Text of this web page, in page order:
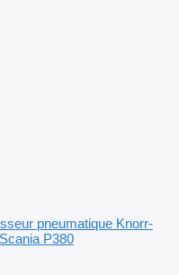
pneumatique Knorr-
P380